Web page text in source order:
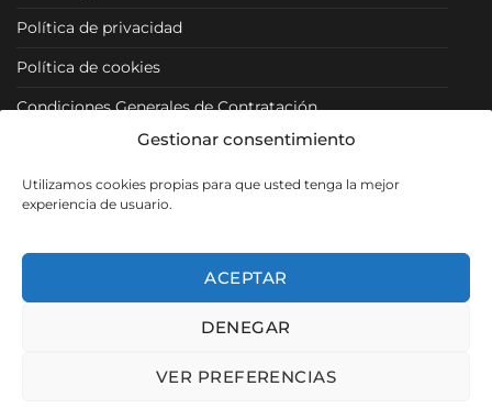
Gestionar consentimiento
Utilizamos cookies propias para que usted tenga la mejor
experiencia de usuario.
ACEPTAR
DENEGAR
VER PREFERENCIAS
Política de privacidad
Política de cookies
Condiciones Generales de Contratación
Condiciones Particulares
Política de Venta y Cancelación/Devolución
Visa PayPal MasterCard